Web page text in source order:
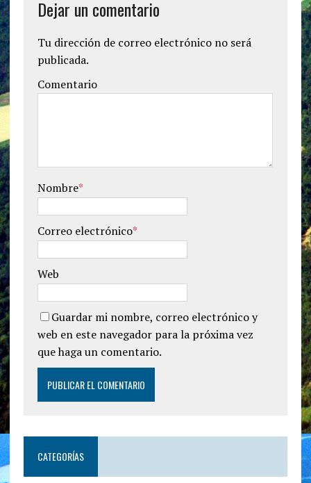
Dejar un comentario
Tu dirección de correo electrónico no será
publicada.
Comentario
Nombre*
Correo electrónico*
Web
Guardar mi nombre, correo electrónico y
web en este navegador para la próxima vez
que haga un comentario.
CATEGORÍAS